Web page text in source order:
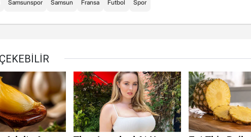
Samsunspor Samsun Fransa Futbol Spor